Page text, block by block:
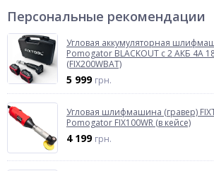
Персональные рекомендации
Угловая аккумуляторная
Pomogator BLACKOUT с 2 АКБ 4A
(FIX200WBAT)
5 999 грн.
Угловая шлифмашина (гравер)
Pomogator FIX100WR (в кейсе)
4 199 грн.